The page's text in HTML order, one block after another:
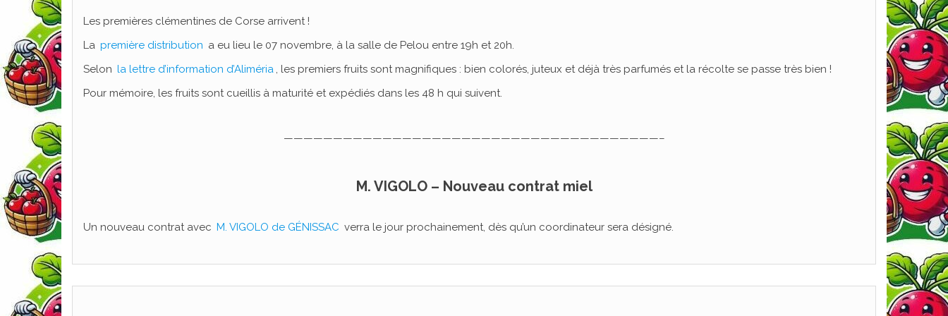
Les premières clémentines de Corse arrivent !
La première distribution a eu lieu le 07 novembre, à la salle de Pelou entre 19h et 20h.
Selon la lettre d’information d’Aliméria , les premiers fruits sont magnifiques : bien colorés, juteux et déjà très parfumés et la récolte se passe très bien !
Pour mémoire, les fruits sont cueillis à maturité et expédiés dans les 48 h qui suivent.
——————————————————————————————————————–
M. VIGOLO – Nouveau contrat miel
Un nouveau contrat avec M. VIGOLO de GÉNISSAC verra le jour prochainement, dès qu’un coordinateur sera désigné.